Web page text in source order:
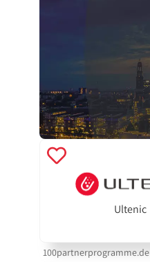
Ultenic
100partnerprogramme.de